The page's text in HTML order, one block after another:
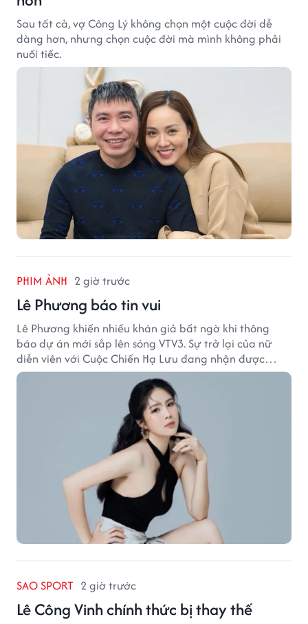
Sau tất cả, vợ Công Lý không chọn một cuộc đời dễ
dàng hơn, nhưng chọn cuộc đời mà mình không phải
nuối tiếc.
PHIM ẢNH 2 giờ trước
Lê Phương báo tin vui
Lê Phương khiến nhiều khán giả bất ngờ khi thông
báo dự án mới sắp lên sóng VTV3. Sự trở lại của nữ
diễn viên với Cuộc Chiến Hạ Lưu đang nhận được
nhiều sự quan tâm.
SAO SPORT 2 giờ trước
Lê Công Vinh chính thức bị thay thế